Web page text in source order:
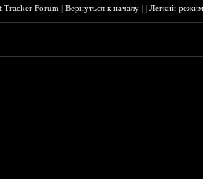
Tracker Forum |Вернуться к началу ||Лёгкий